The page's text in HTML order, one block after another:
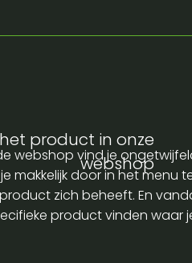
product in onze
webshop
webshop vind je
makkelijk door in het menu
zich beheeft. En
product vinden waar